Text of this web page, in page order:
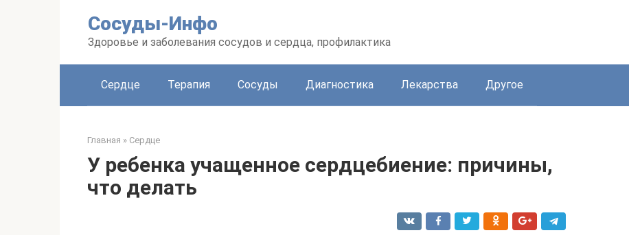
Сосуды-Инфо
Здоровье и заболевания сосудов и сердца, профилактика
Сердце Терапия Сосуды Диагностика Лекарства Другое
Главная » Сердце
У ребенка учащенное сердцебиение: причины,
что делать